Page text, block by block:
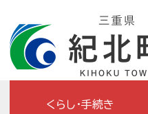
くらし・手続き